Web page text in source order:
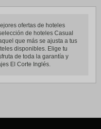
ofertas de hoteles
de hoteles Casual
que más se ajusta a tus
disponibles. Elige tu
de toda la garantía y
El Corte Inglés.